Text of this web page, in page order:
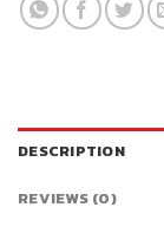
DESCRIPTION
REVIEWS (0)